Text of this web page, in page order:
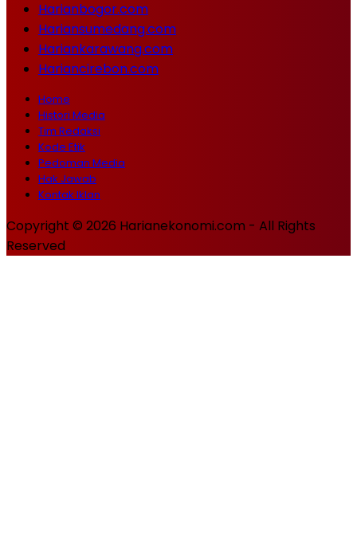
Harianbogor.com
Hariansumedang.com
Hariankarawang.com
Hariancirebon.com
Home
Histori Media
Tim Redaksi
Kode Etik
Pedoman Media
Hak Jawab
Kontak Iklan
Copyright © 2026 Harianekonomi.com - All Rights
Reserved